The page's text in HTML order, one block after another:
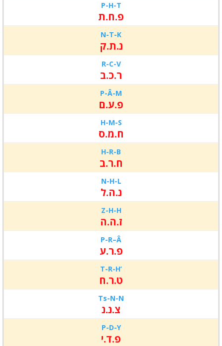
P-H-T
פ.ח.ת
N-T-K
נ.ת.ק
R-C-V
ר.כ.ב
P-Â-M
פ.ע.ם
H-M-S
ח.מ.ס
H-R-B
ח.ר.ב
N-H-L
נ.ה.ל
Z-H-H
ז.ה.ה
P-R–Â
פ.ר.ע
T-R-H’
ט.ר.ח
Ts-N-N
צ.נ.נ
P-D-Y
פ.ד.י